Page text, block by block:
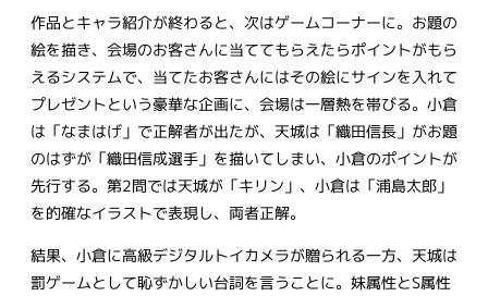
作品とキャラ紹介が終わると、次はゲームコーナーに。お題の
絵を描き、会場のお客さんに当ててもらえたらポイントがもら
えるシステムで、当てたお客さんにはその絵にサインを入れて
プレゼントという豪華な企画に、会場は一層熱を帯びる。小倉
は「なまはげ」で正解者が出たが、天城は「織田信長」がお題
のはずが「織田信成選手」を描いてしまい、小倉のポイントが
先行する。第2問では天城が「キリン」、小倉は「浦島太郎」
を的確なイラストで表現し、両者正解。
結果、小倉に高級デジタルトイカメラが贈られる一方、天城は
罰ゲームとして恥ずかしい台詞を言うことに。妹属性とS属性